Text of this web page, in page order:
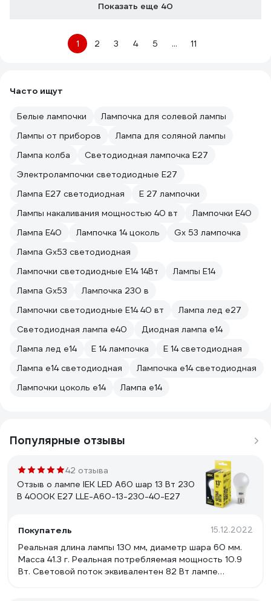
Показать еще 40
1 2 3 4 5 ... 11
Часто ищут
Белые лампочки
Лампочка для солевой лампы
Лампы от приборов
Лампа для соляной лампы
Лампа колба
Светодиодная лампочка E27
Электролампочки светодиодные E27
Лампа E27 светодиодная
E 27 лампочки
Лампы накаливания мощностью 40 вт
Лампочки E40
Лампа E40
Лампочка 14 цоколь
Gx 53 лампочка
Лампа Gx53 светодиодная
Лампочки светодиодные E14 14Вт
Лампы E14
Лампа Gx53
Лампочка 230 в
Лампочки светодиодные E14 40 вт
Лампа лед е27
Светодиодная лампа е40
Диодная лампа е14
Лампа лед е14
Е 14 лампочка
Е 14 светодиодная
Лампа е14 светодиодная
Лампочка е14 светодиодная
Лампочки цоколь е14
Лампа е14
Популярные отзывы
42 отзыва
Отзыв о лампе IEK LED A60 шар 13 Вт 230
В 4000К E27 LLE-A60-13-230-40-E27
Покупатель 15.12.2022
Реальная длина лампы 130 мм, диаметр шара 60 мм.
Масса 41.3 г. Реальная потребляемая мощность 10.9
Вт. Световой поток эквивалентен 82 Вт лампе